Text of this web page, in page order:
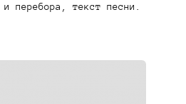
перебора, текст песни.